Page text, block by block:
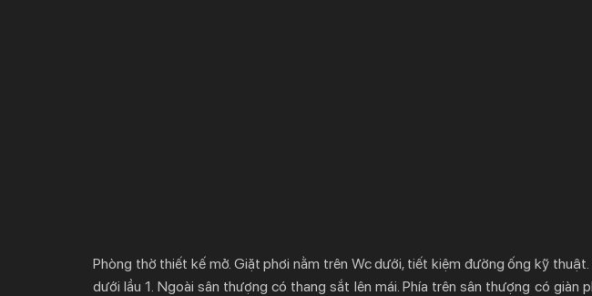
Phòng thờ thiết kế mở. Giặt phơi nằm trên Wc dưới, tiết kiệm đường ống kỹ
dưới lầu 1. Ngoài sân thượng có thang sắt lên mái. Phía trên sân thượng có